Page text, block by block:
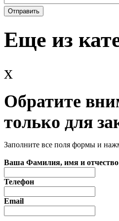
Еще из
x
Обратите
только для
Заполните все поля формы и
Ваша Фамилия, имя и отчество
Телефон
Email